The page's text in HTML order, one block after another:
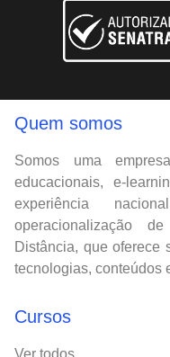
Quem somos
Somos uma
educacionais, e-
experiência
operacionalização
Distância, que oferece
tecnologias, conteúdos
Cursos
Ver todos